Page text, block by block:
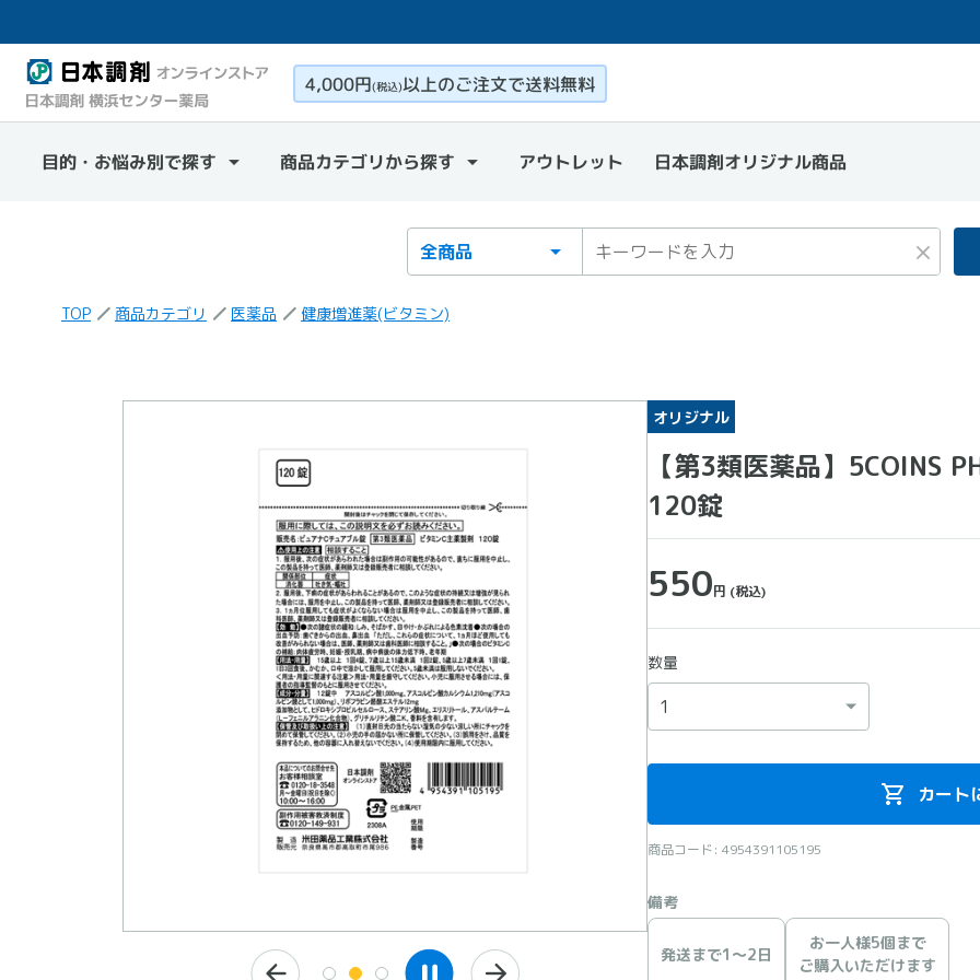
4,000円(税込)以上のご注文で送料無料
目的・お悩み別で探す 商品カテゴリから探す アウトレット 日本調剤オリジナル商品
検索カテゴリ
検索キーワード ×
TOP 商品カテゴリ 医薬品 健康増進薬(ビタミン)
オリジナル
【第3類医薬品】5COINS
120錠
550円 (税込)
数量
カート
商品コード: 4954391105195
備考
発送まで1〜2日
お一人様5個まで
ご購入いただけます